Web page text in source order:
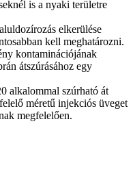
is a nyaki területre
elkerülése
kell meghatározni.
kontaminációjának
átszúrásához egy
alkalommal szúrható át
méretű injekciós üveget
megfelelően.